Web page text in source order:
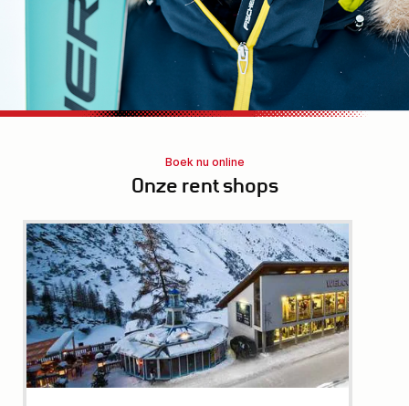
Boek nu online
Onze rent shops